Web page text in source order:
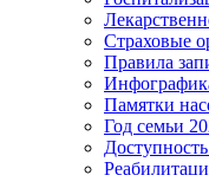
Страховые
Правила
Памятки
Год семьи